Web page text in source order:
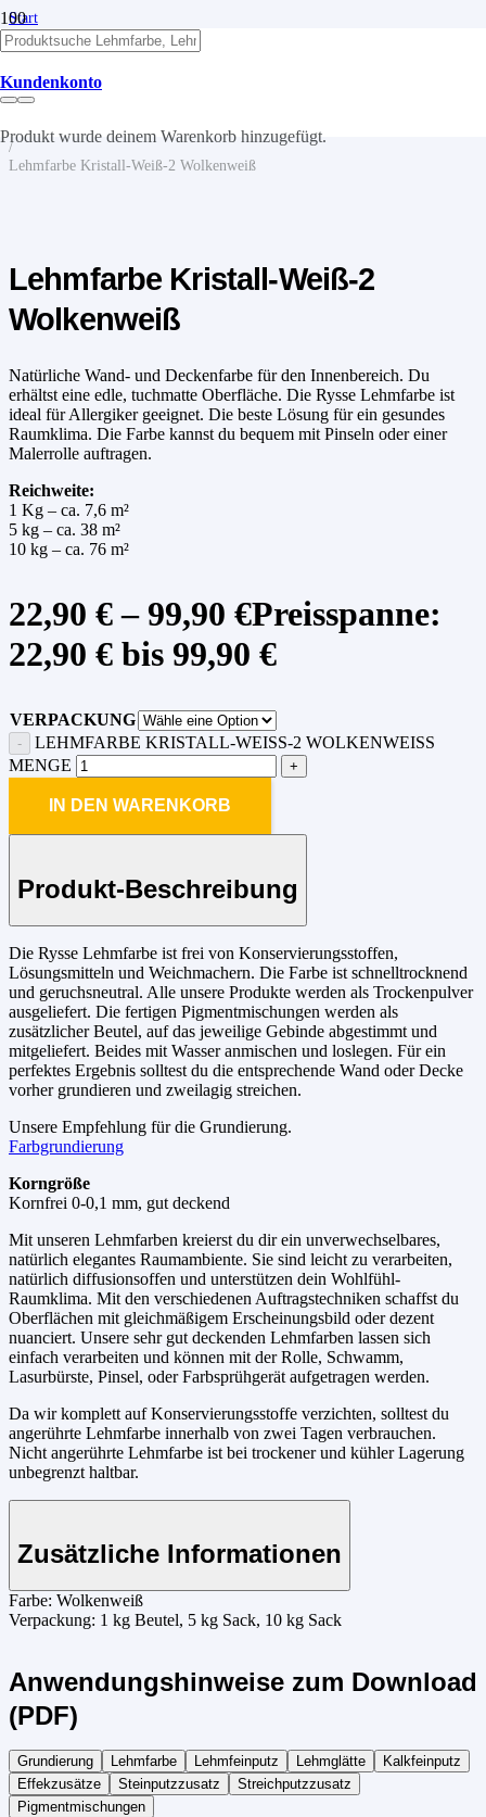
Kundenkonto
Produkt wurde deinem Warenkorb hinzugefügt.
Start
/
Lehm
/
Lehmfarben
Lehmfarbe
/
Lehmfarbe Kristall-Weiß-2 Wolkenweiß
Lehmfarbe Kristall-Weiß-2
Wolkenweiß
Natürliche Wand- und Deckenfarbe für den Innenbereich. Du
erhältst eine edle, tuchmatte Oberfläche. Die Rysse Lehmfarbe ist
ideal für Allergiker geeignet. Die beste Lösung für ein gesundes
Raumklima. Die Farbe kannst du bequem mit Pinseln oder einer
Malerrolle auftragen.
Reichweite:
1 Kg – ca. 7,6 m²
5 kg – ca. 38 m²
10 kg – ca. 76 m²
22,90 € –99,90 €Preisspanne:
22,90 € bis 99,90 €
VERPACKUNG
LEHMFARBE KRISTALL-WEISS-2 WOLKENWEISS ME
NGE
IN DEN WARENKORB
Produkt-Beschreibung
Die Rysse Lehmfarbe ist frei von Konservierungsstoffen,
Lösungsmitteln und Weichmachern. Die Farbe ist schnelltrocknend
und geruchsneutral. Alle unsere Produkte werden als Trockenpulver
ausgeliefert. Die fertigen Pigmentmischungen werden als
zusätzlicher Beutel, auf das jeweilige Gebinde abgestimmt und
mitgeliefert. Beides mit Wasser anmischen und loslegen. Für ein
perfektes Ergebnis solltest du die entsprechende Wand oder Decke
vorher grundieren und zweilagig streichen.
Unsere Empfehlung für die Grundierung.
Farbgrundierung
Korngröße
Kornfrei 0-0,1 mm, gut deckend
Mit unseren Lehmfarben kreierst du dir ein unverwechselbares,
natürlich elegantes Raumambiente. Sie sind leicht zu verarbeiten,
natürlich diffusionsoffen und unterstützen dein Wohlfühl-
Raumklima. Mit den verschiedenen Auftragstechniken schaffst du
Oberflächen mit gleichmäßigem Erscheinungsbild oder dezent
nuanciert. Unsere sehr gut deckenden Lehmfarben lassen sich
einfach verarbeiten und können mit der Rolle, Schwamm,
Lasurbürste, Pinsel, oder Farbsprühgerät aufgetragen werden.
Da wir komplett auf Konservierungsstoffe verzichten, solltest du
angerührte Lehmfarbe innerhalb von zwei Tagen verbrauchen.
Nicht angerührte Lehmfarbe ist bei trockener und kühler Lagerung
unbegrenzt haltbar.
Zusätzliche Informationen
Farbe: Wolkenweiß
Verpackung: 1 kg Beutel, 5 kg Sack, 10 kg Sack
Anwendungshinweise zum Download
(PDF)
Grundierung Lehmfarbe Lehmfeinputz Lehmglätte
Kalkfeinputz
Effekzusätze
Steinputzzusatz
Streichputzzusatz
Pigmentmischungen